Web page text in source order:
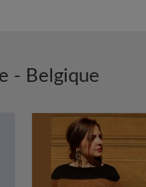
- Belgique